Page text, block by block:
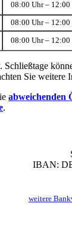
08:00 Uhr – 12:00
08:00 Uhr – 12:00
08:00 Uhr – 12:00
Schließtage
Sie weitere
abweichenden
.
IBAN:
weitere